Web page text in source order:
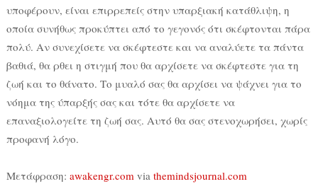
υποφέρουν, είναι επιρρεπείς στην υπαρξιακή κατάθλιψη, η
οποία συνήθως προκύπτει από το γεγονός ότι σκέφτονται πάρα
πολύ. Αν συνεχίσετε να σκέφτεστε και να αναλύετε τα πάντα
βαθιά, θα ρθει η στιγμή που θα αρχίσετε να σκέφτεστε για τη
ζωή και το θάνατο. Το μυαλό σας θα αρχίσει να ψάχνει για το
νόημα της ύπαρξής σας και τότε θα αρχίσετε να
επαναξιολογείτε τη ζωή σας. Αυτό θα σας στενοχωρήσει, χωρίς
προφανή λόγο.
Μετάφραση: awakengr.comvia themindsjournal.com